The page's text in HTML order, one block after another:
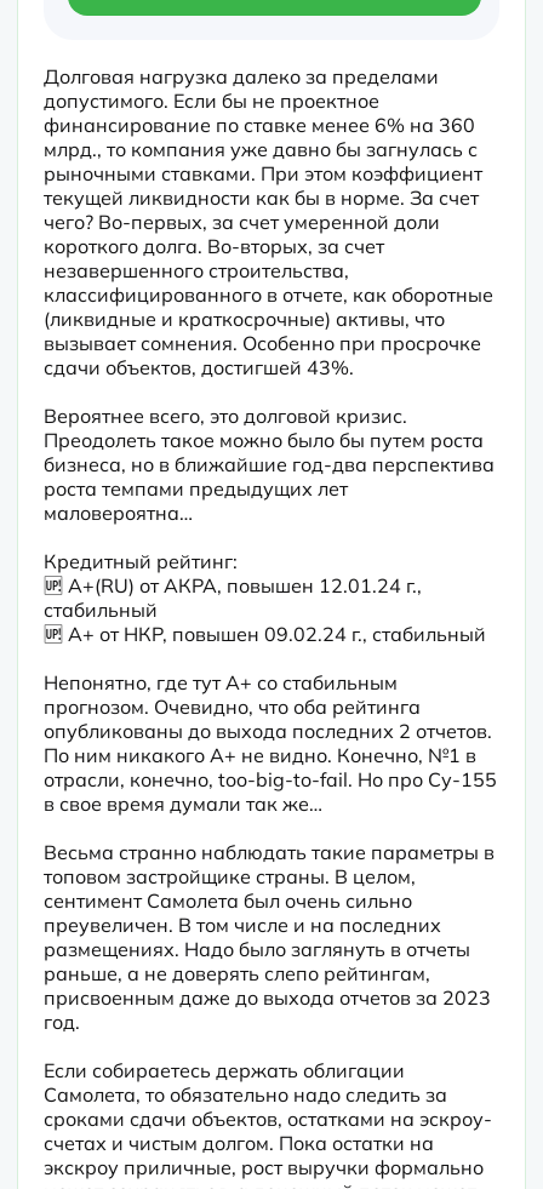
Долговая нагрузка далеко за пределами
допустимого. Если бы не проектное
финансирование по ставке менее 6% на 360
млрд., то компания уже давно бы загнулась с
рыночными ставками. При этом коэффициент
текущей ликвидности как бы в норме. За счет
чего? Во-первых, за счет умеренной доли
короткого долга. Во-вторых, за счет
незавершенного строительства,
классифицированного в отчете, как оборотные
(ликвидные и краткосрочные) активы, что
вызывает сомнения. Особенно при просрочке
сдачи объектов, достигшей 43%.
Вероятнее всего, это долговой кризис.
Преодолеть такое можно было бы путем роста
бизнеса, но в ближайшие год-два перспектива
роста темпами предыдущих лет
маловероятна…
Кредитный рейтинг:
🆙 A+(RU) от АКРА, повышен 12.01.24 г.,
стабильный
🆙 A+ от НКР, повышен 09.02.24 г., стабильный
Непонятно, где тут A+ со стабильным
прогнозом. Очевидно, что оба рейтинга
опубликованы до выхода последних 2 отчетов.
По ним никакого A+ не видно. Конечно, №1 в
отрасли, конечно, too-big-to-fail. Но про Су-155
в свое время думали так же…
Весьма странно наблюдать такие параметры в
топовом застройщике страны. В целом,
сентимент Самолета был очень сильно
преувеличен. В том числе и на последних
размещениях. Надо было заглянуть в отчеты
раньше, а не доверять слепо рейтингам,
присвоенным даже до выхода отчетов за 2023
год.
Если собираетесь держать облигации
Самолета, то обязательно надо следить за
сроками сдачи объектов, остатками на эскроу-
счетах и чистым долгом. Пока остатки на
экскроу приличные, рост выручки формально